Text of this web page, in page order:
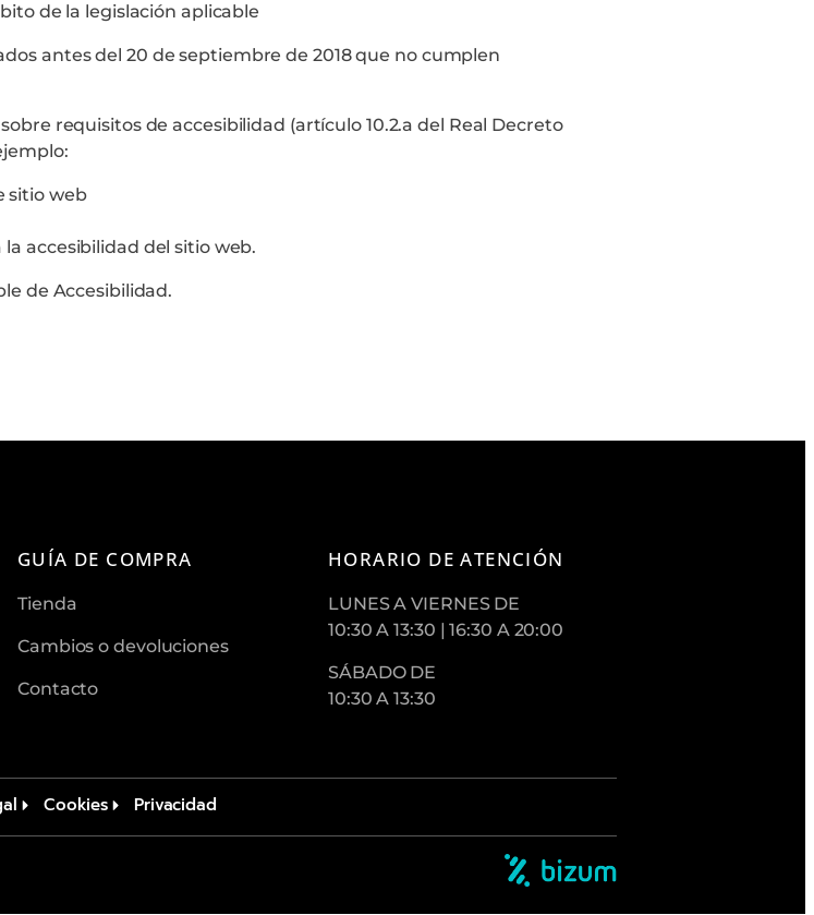
de la legislación aplicable
antes del 20 de septiembre de 2018 que no cumplen
requisitos de accesibilidad (artículo 10.2.a del Real Decreto
sitio web
accesibilidad del sitio web.
de Accesibilidad.
GUÍA DE COMPRA
Tienda
Cambios o devoluciones
Contacto
HORARIO DE ATENCIÓN
LUNES A VIERNES DE
10:30 A 13:30 | 16:30 A 20:00
SÁBADO DE
10:30 A 13:30
Cookies Privacidad